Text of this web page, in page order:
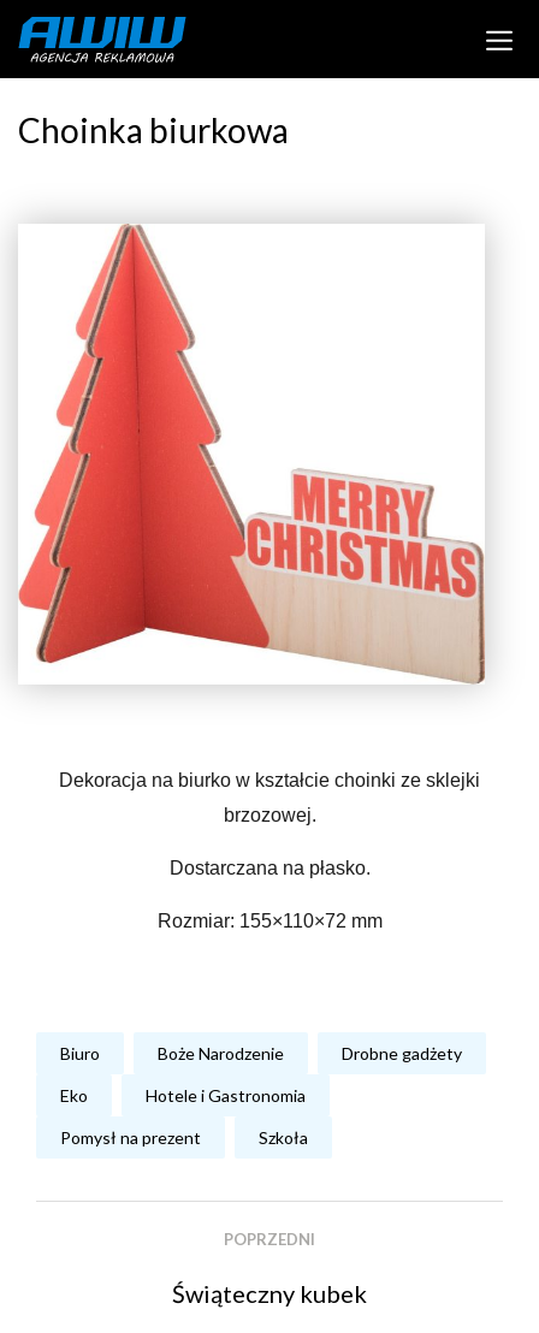
Choinka biurkowa
Dekoracja na biurko w kształcie choinki ze sklejki
brzozowej.
Dostarczana na płasko.
Rozmiar: 155×110×72 mm
Biuro Boże Narodzenie Drobne gadżety
Eko Hotele i Gastronomia
Pomysł na prezent Szkoła
POPRZEDNI
Świąteczny kubek